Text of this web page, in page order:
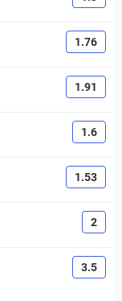
1.76
1.91
1.6
1.53
2
3.5